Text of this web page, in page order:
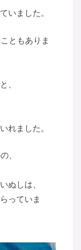
いました。
ともありま
、
れました。
、
ぬしは、
っていま